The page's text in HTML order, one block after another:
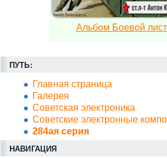
Альбом Боевой
ПУТЬ:
Главная страница
Галерея
Советская электроника
Советские электронные
284ая серия
НАВИГАЦИЯ